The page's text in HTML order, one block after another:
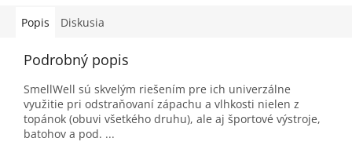
Popis Diskusia
Podrobný popis
SmellWell sú skvelým riešením pre ich univerzálne
využitie pri odstraňovaní zápachu a vlhkosti nielen z
topánok (obuvi všetkého druhu), ale aj športové výstroje,
batohov a pod. ...